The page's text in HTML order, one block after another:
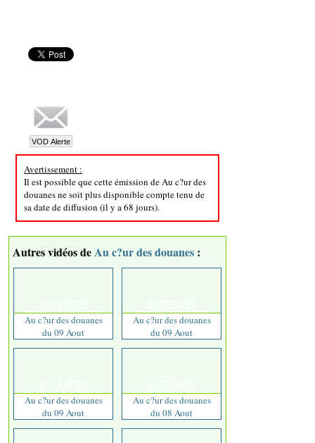
Avertissement :
Il est possible que cette émission de Au c?ur des
douanes ne soit plus disponible compte tenu de
sa date de diffusion (il y a 68 jours).
Autres vidéos deAu c?ur des douanes :
Au c?ur des douanes
du 09 Aout
Au c?ur des douanes
du 09 Aout
Au c?ur des douanes
du 09 Aout
Au c?ur des douanes
du 08 Aout